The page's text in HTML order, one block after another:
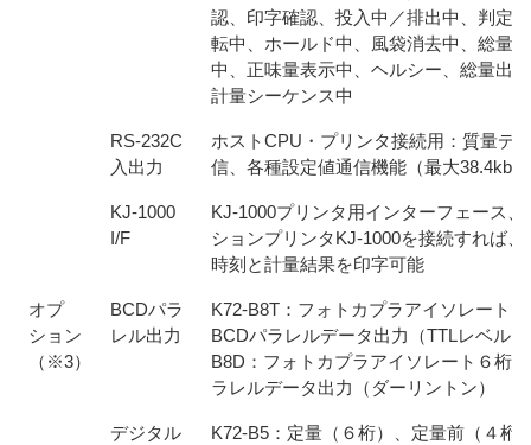
認、印字確認、投入中／排出中、判定
転中、ホールド中、風袋消去中、総量
中、正味量表示中、ヘルシー、総量出
計量シーケンス中
RS-232C
入出力
ホストCPU・プリンタ接続用：質量デ
信、各種設定値通信機能（最大
KJ-1000
I/F
KJ-1000プリンタ用インターフェース、
ションプリンタKJ-1000を接続すれば、
時刻と計量結果を印字可能
オプ
ション
（※3）
BCDパラ
レル出力
K72-B8T：フォトカプラアイソレート
BCDパラレルデータ出力（TTLレベル
B8D：フォトカプラアイソレート６桁
ラレルデータ出力（ダーリントン）
デジタル
K72-B5：定量（６桁）、定量前（４桁